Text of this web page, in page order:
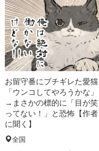
お留守番にブチギレた愛猫
「ウンコしてやろうかな」
→まさかの標的に「目が笑
ってない！」と恐怖【作者
に聞く】
全国